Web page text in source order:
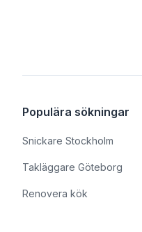
Populära sökningar
Snickare Stockholm
Takläggare Göteborg
Renovera kök